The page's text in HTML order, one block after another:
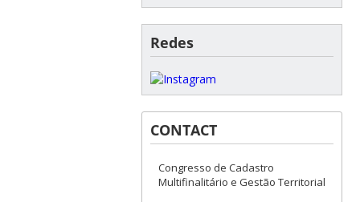
Redes
CONTACT
Congresso de Cadastro
Multifinalitário e Gestão Territorial